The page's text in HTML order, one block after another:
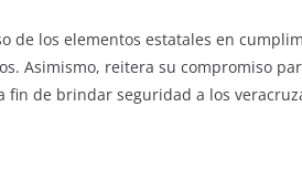
de los elementos estatales en
Asimismo, reitera su compromiso
fin de brindar seguridad a los